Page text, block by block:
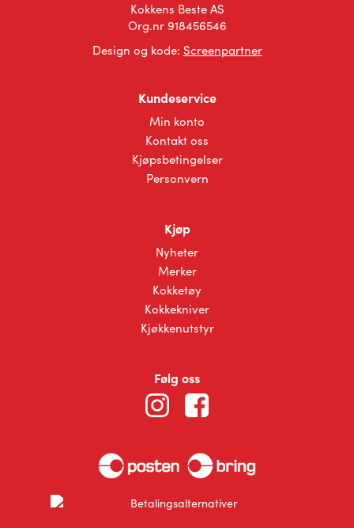
Kokkens Beste AS
Org.nr 918456546
Design og kode: Screenpartner
Kundeservice
Min konto
Kontakt oss
Kjøpsbetingelser
Personvern
Kjøp
Nyheter
Merker
Kokketøy
Kokkekniver
Kjøkkenutstyr
Følg oss